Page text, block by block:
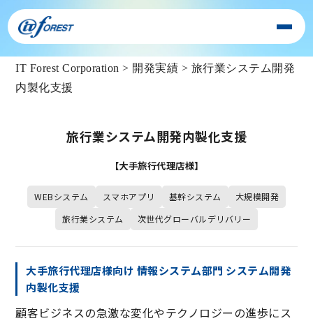
IT Forest Corporation > 開発実績 > 旅行業システム開発
内製化支援
旅行業システム開発内製化支援
【大手旅行代理店様】
WEBシステム スマホアプリ 基幹システム
大規模開発
旅行業システム
次世代グローバルデリバリー
大手旅行代理店様向け 情報システム部門 システム開発
内製化支援
顧客ビジネスの急激な変化やテクノロジーの進歩にス